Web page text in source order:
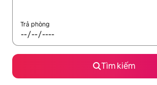
Trả phòng
Tìm kiếm